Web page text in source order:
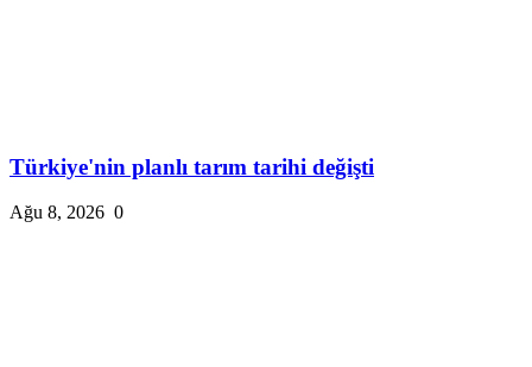
Türkiye'nin planlı tarım tarihi değişti
Ağu 8, 2026 0